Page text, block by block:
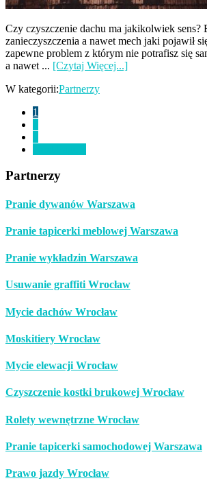
Czy czyszczenie dachu ma jakikolwiek sens?
zanieczyszczenia a nawet mech jaki pojawił
zapewne problem z którym nie potrafisz się
a nawet ... [Czytaj Więcej...]
W kategorii:Partnerzy
Idź
1
Pierwszy
Sidebar
Partnerzy
Pranie dywanów Warszawa
Pranie tapicerki meblowej Warszawa
Pranie wykładzin Warszawa
Usuwanie graffiti Wrocław
Mycie dachów Wrocław
Moskitiery Wrocław
Mycie elewacji Wrocław
Czyszczenie kostki brukowej Wrocław
Rolety wewnętrzne Wrocław
Pranie tapicerki samochodowej Warszawa
Prawo jazdy Wrocław